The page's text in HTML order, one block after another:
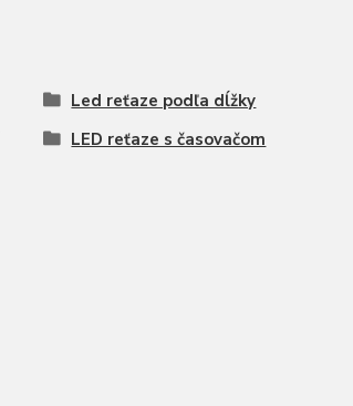
Led reťaze podľa dĺžky
LED reťaze s časovačom